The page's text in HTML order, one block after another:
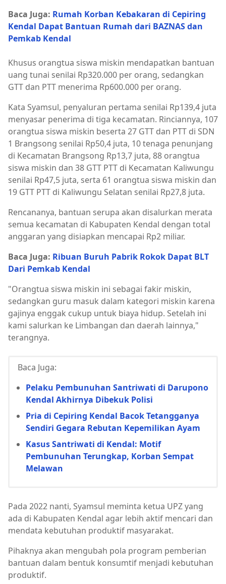
Baca Juga: Rumah Korban Kebakaran di Cepiring
Kendal Dapat Bantuan Rumah dari BAZNAS dan
Pemkab Kendal
Khusus orangtua siswa miskin mendapatkan bantuan
uang tunai senilai Rp320.000 per orang, sedangkan
GTT dan PTT menerima Rp600.000 per orang.
Kata Syamsul, penyaluran pertama senilai Rp139,4 juta
menyasar penerima di tiga kecamatan. Rinciannya, 107
orangtua siswa miskin beserta 27 GTT dan PTT di SDN
1 Brangsong senilai Rp50,4 juta, 10 tenaga penunjang
di Kecamatan Brangsong Rp13,7 juta, 88 orangtua
siswa miskin dan 38 GTT PTT di Kecamatan Kaliwungu
senilai Rp47,5 juta, serta 61 orangtua siswa miskin dan
19 GTT PTT di Kaliwungu Selatan senilai Rp27,8 juta.
Rencananya, bantuan serupa akan disalurkan merata
semua kecamatan di Kabupaten Kendal dengan total
anggaran yang disiapkan mencapai Rp2 miliar.
Baca Juga: Ribuan Buruh Pabrik Rokok Dapat BLT
Dari Pemkab Kendal
"Orangtua siswa miskin ini sebagai fakir miskin,
sedangkan guru masuk dalam kategori miskin karena
gajinya enggak cukup untuk biaya hidup. Setelah ini
kami salurkan ke Limbangan dan daerah lainnya,"
terangnya.
Baca Juga:
Pelaku Pembunuhan Santriwati di Darupono
Kendal Akhirnya Dibekuk Polisi
Pria di Cepiring Kendal Bacok Tetangganya
Sendiri Gegara Rebutan Kepemilikan Ayam
Kasus Santriwati di Kendal: Motif
Pembunuhan Terungkap, Korban Sempat
Melawan
Pada 2022 nanti, Syamsul meminta ketua UPZ yang
ada di Kabupaten Kendal agar lebih aktif mencari dan
mendata kebutuhan produktif masyarakat.
Pihaknya akan mengubah pola program pemberian
bantuan dalam bentuk konsumtif menjadi kebutuhan
produktif.